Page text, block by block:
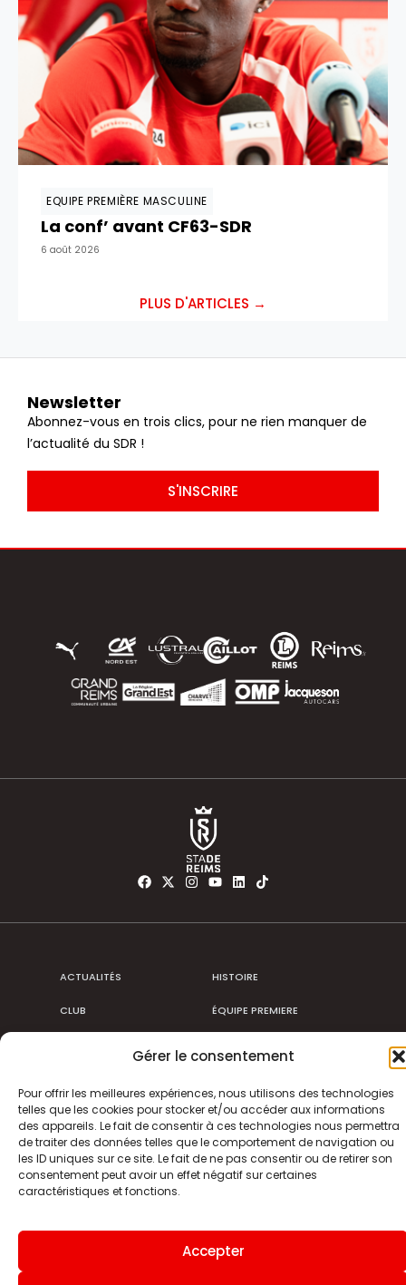
Gérer le consentement
Pour offrir les meilleures expériences, nous utilisons des technologies
telles que les cookies pour stocker et/ou accéder aux informations
des appareils. Le fait de consentir à ces technologies nous permettra
de traiter des données telles que le comportement de navigation ou
les ID uniques sur ce site. Le fait de ne pas consentir ou de retirer son
consentement peut avoir un effet négatif sur certaines
caractéristiques et fonctions.
Accepter
EQUIPE PREMIÈRE MASCULINE
La conf’ avant CF63-SDR
6 août 2026
PLUS D'ARTICLES →
Newsletter
Abonnez-vous en trois clics, pour ne rien manquer de
l’actualité du SDR !
S'INSCRIRE
ACTUALITÉS
CLUB
MENTIONS LÉGALES
HISTOIRE
ÉQUIPE PREMIERE
INDEX
Site internet